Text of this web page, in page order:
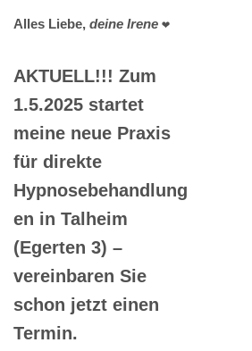
Alles Liebe, deine Irene ❤️
AKTUELL!!! Zum
1.5.2025 startet
meine neue Praxis
für direkte
Hypnosebehandlung
en in Talheim
(Egerten 3) –
vereinbaren Sie
schon jetzt einen
Termin.